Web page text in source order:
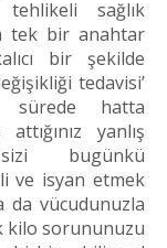
sağlık
tek bir anahtar
bir şekilde
tedavisi’
sürede hatta
yanlış
sizi bugünkü
ve isyan etmek
da vücudunuzla
kilo sorununuzu